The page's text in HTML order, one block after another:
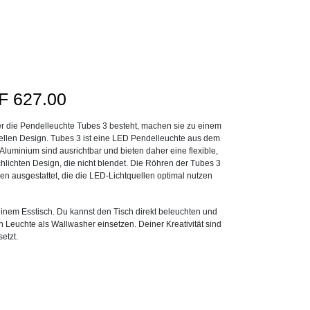
627.00
bis
CHF627.00
die Pendelleuchte Tubes 3 besteht, machen sie zu einem
Design. Tubes 3 ist eine LED Pendelleuchte aus dem
sind ausrichtbar und bieten daher eine flexible,
Design, die nicht blendet. Die Röhren der Tubes 3
ausgestattet, die die LED-Lichtquellen optimal nutzen
Esstisch. Du kannst den Tisch direkt beleuchten und
Leuchte als Wallwasher einsetzen. Deiner Kreativität sind